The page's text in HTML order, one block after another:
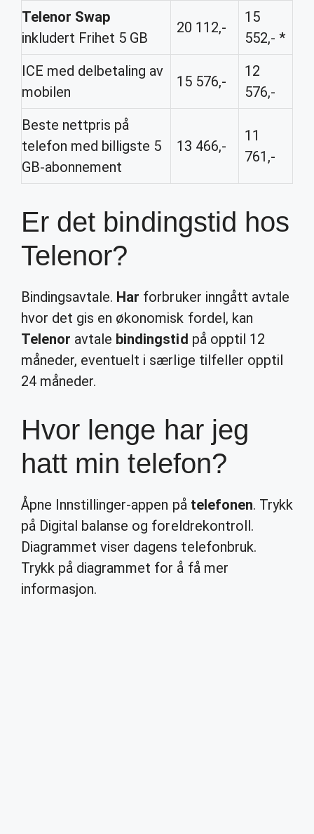
Telenor Swap
inkludert Frihet 5 GB
20 112,-
15
552,- *
ICE med delbetaling av
mobilen
15 576,-
12
576,-
Beste nettpris på
telefon med billigste 5
GB-abonnement
13 466,-
11
761,-
Er det bindingstid hos
Telenor?
Bindingsavtale. Har forbruker inngått avtale
hvor det gis en økonomisk fordel, kan
Telenor avtale bindingstid på opptil 12
måneder, eventuelt i særlige tilfeller opptil
24 måneder.
Hvor lenge har jeg
hatt min telefon?
Åpne Innstillinger-appen på telefonen. Trykk
på Digital balanse og foreldrekontroll.
Diagrammet viser dagens telefonbruk.
Trykk på diagrammet for å få mer
informasjon.